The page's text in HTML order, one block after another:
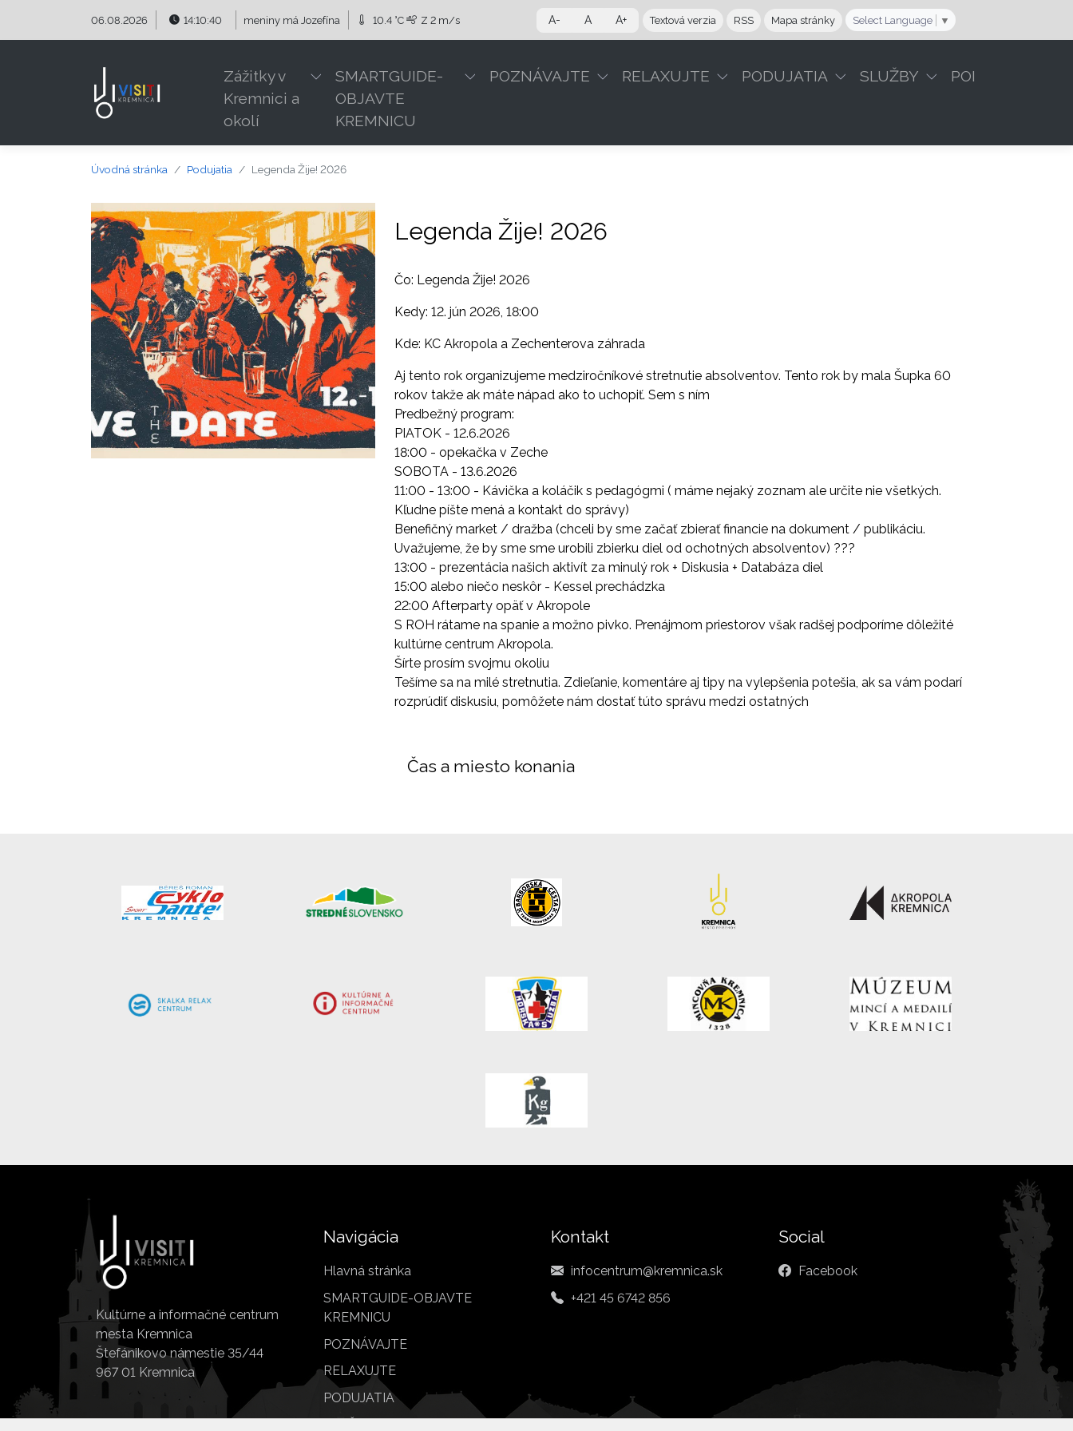
06.08.2026 14:10:41 meniny má Jozefína 10.4 °C Z 2 m/s A- A A+ Textová verzia RSS Mapa stránky Select Language ▼
Zážitky v
Kremnici a
okolí
SMARTGUIDE-
OBJAVTE
KREMNICU
POZNÁVAJTE RELAXUJTE PODUJATIA SLUŽBY POI
Úvodná stránka Podujatia Legenda Žije! 2026
Legenda Žije! 2026
Čo: Legenda Žije! 2026
Kedy: 12. jún 2026, 18:00
Kde: KC Akropola a Zechenterova záhrada
Aj tento rok organizujeme medziročníkové stretnutie absolventov. Tento rok by mala Šupka 60
rokov takže ak máte nápad ako to uchopiť. Sem s ním
Predbežný program:
PIATOK - 12.6.2026
18:00 - opekačka v Zeche
SOBOTA - 13.6.2026
11:00 - 13:00 - Kávička a koláčik s pedagógmi ( máme nejaký zoznam ale určite nie všetkých.
Kľudne píšte mená a kontakt do správy)
Benefičný market / dražba (chceli by sme začať zbierať financie na dokument / publikáciu.
Uvažujeme, že by sme sme urobili zbierku diel od ochotných absolventov) ???
13:00 - prezentácia našich aktivít za minulý rok + Diskusia + Databáza diel
15:00 alebo niečo neskôr - Kessel prechádzka
22:00 Afterparty opäť v Akropole
S ROH rátame na spanie a možno pivko. Prenájmom priestorov však radšej podporíme dôležité
kultúrne centrum Akropola.
Šírte prosím svojmu okoliu
Tešíme sa na milé stretnutia. Zdieľanie, komentáre aj tipy na vylepšenia potešia, ak sa vám podarí
rozprúdiť diskusiu, pomôžete nám dostať túto správu medzi ostatných
Čas a miesto konania
Kultúrne a informačné centrum
mesta Kremnica
Štefánikovo námestie 35/44
967 01 Kremnica
Navigácia
Hlavná stránka
SMARTGUIDE-OBJAVTE
KREMNICU
POZNÁVAJTE
RELAXUJTE
PODUJATIA
Kontakt
infocentrum@kremnica.sk
+421 45 6742 856
Social
Facebook